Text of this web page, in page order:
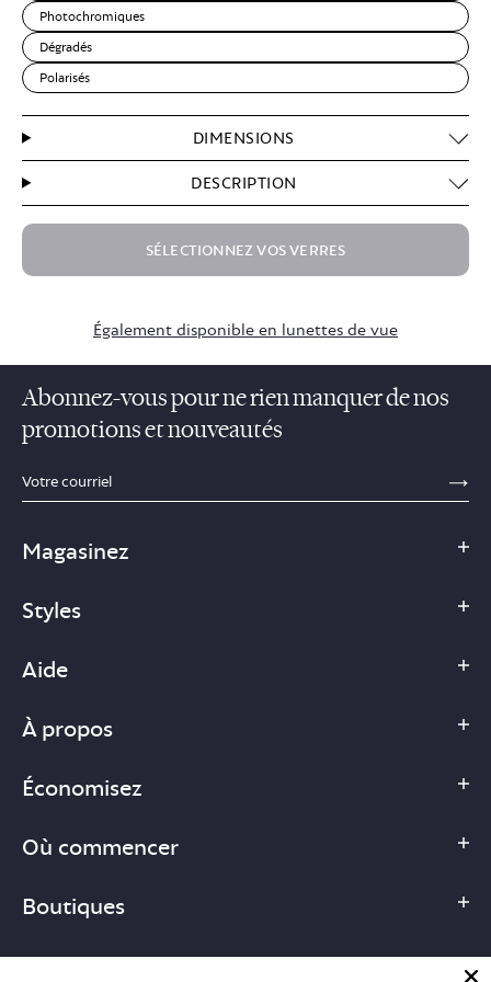
Photochromiques
Dégradés
Polarisés
DIMENSIONS
DESCRIPTION
SÉLECTIONNEZ VOS VERRES
Également disponible en lunettes de vue
Abonnez-vous pour ne rien manquer de nos
promotions et nouveautés
sections.footer.email_field_ada_label
Magasinez
Styles
Aide
À propos
Économisez
Où commencer
Boutiques